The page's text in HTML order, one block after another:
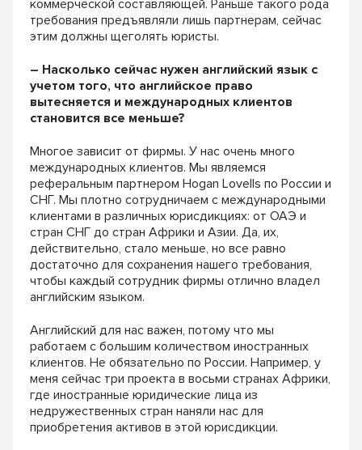
коммерческой составляющей. Раньше такого рода
требования предъявляли лишь партнерам, сейчас
этим должны щеголять юристы.
– Насколько сейчас нужен английский язык с
учетом того, что английское право
вытесняется и международных клиентов
становится все меньше?
Многое зависит от фирмы. У нас очень много
международных клиентов. Мы являемся
реферальным партнером Hogan Lovells по России и
СНГ. Мы плотно сотрудничаем с международными
клиентами в различных юрисдикциях: от ОАЭ и
стран СНГ до стран Африки и Азии. Да, их,
действительно, стало меньше, но все равно
достаточно для сохранения нашего требования,
чтобы каждый сотрудник фирмы отлично владел
английским языком.
Английский для нас важен, потому что мы
работаем с большим количеством иностранных
клиентов. Не обязательно по России. Например, у
меня сейчас три проекта в восьми странах Африки,
где иностранные юридические лица из
недружественных стран наняли нас для
приобретения активов в этой юрисдикции.